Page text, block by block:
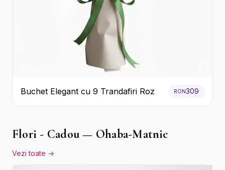
Buchet Elegant cu 9 Trandafiri Roz RON309
Flori - Cadou — Ohaba-Matnic
Vezi toate →